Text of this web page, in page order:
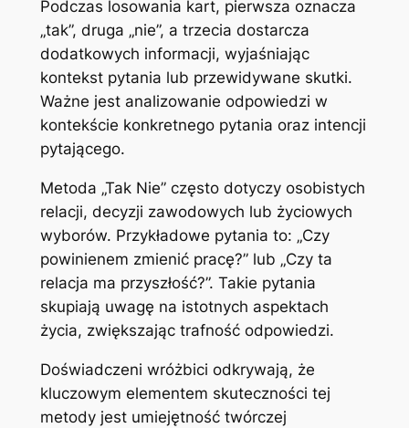
Podczas losowania kart, pierwsza oznacza
„tak”, druga „nie”, a trzecia dostarcza
dodatkowych informacji, wyjaśniając
kontekst pytania lub przewidywane skutki.
Ważne jest analizowanie odpowiedzi w
kontekście konkretnego pytania oraz intencji
pytającego.
Metoda „Tak Nie” często dotyczy osobistych
relacji, decyzji zawodowych lub życiowych
wyborów. Przykładowe pytania to: „Czy
powinienem zmienić pracę?” lub „Czy ta
relacja ma przyszłość?”. Takie pytania
skupiają uwagę na istotnych aspektach
życia, zwiększając trafność odpowiedzi.
Doświadczeni wróżbici odkrywają, że
kluczowym elementem skuteczności tej
metody jest umiejętność twórczej